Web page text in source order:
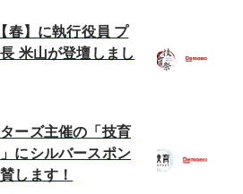
】に執行役員 プ
米山が登壇しまし
ターズ主催の「技育
にシルバースポン
します！